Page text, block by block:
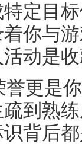
定目
你与
动是
更是
到熟
背后